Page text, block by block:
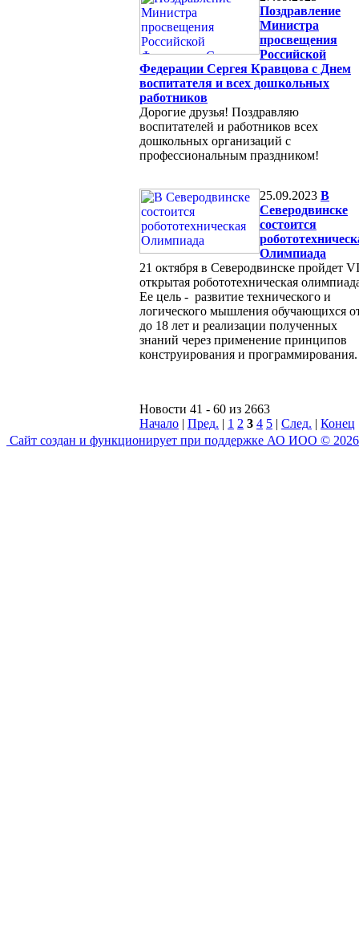
Поздравление
Министра
просвещения
Российской
Федерации Сергея Кравцова с Днем
воспитателя и всех дошкольных
работников
Дорогие друзья! Поздравляю
воспитателей и работников всех
дошкольных организаций с
профессиональным праздником!
25.09.2023 В
Северодвинске
состоится
Олимпиада
21 октября в Северодвинске пройдет VI
открытая робототехническая
Ее цель - развитие технического и
логического мышления обучающихся
до 18 лет и реализации полученных
знаний через применение принципов
конструирования и программирования.
Новости 41 - 60 из 2663
Начало | Пред. | 1 2 3 4 5 | След. | Конец
Сайт создан и функционирует при поддержке АО ИОО © 2026